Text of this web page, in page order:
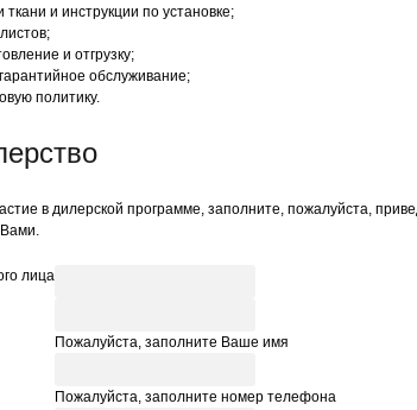
ткани и инструкции по установке;
и отгрузку;
обслуживание;
политику.
в дилерской программе, заполните, пожалуйста,
Вами.
лица
Пожалуйста, заполните Ваше имя
Пожалуйста, заполните номер телефона